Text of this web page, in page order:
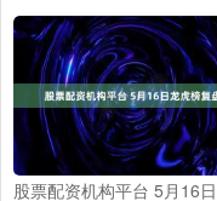
股票配资机构平台 5月16